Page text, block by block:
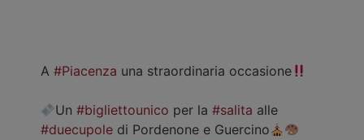
A #Piacenza una straordinaria occasione
Un#bigliettounico per la#salita alle
#duecupole di Pordenone e Guercino